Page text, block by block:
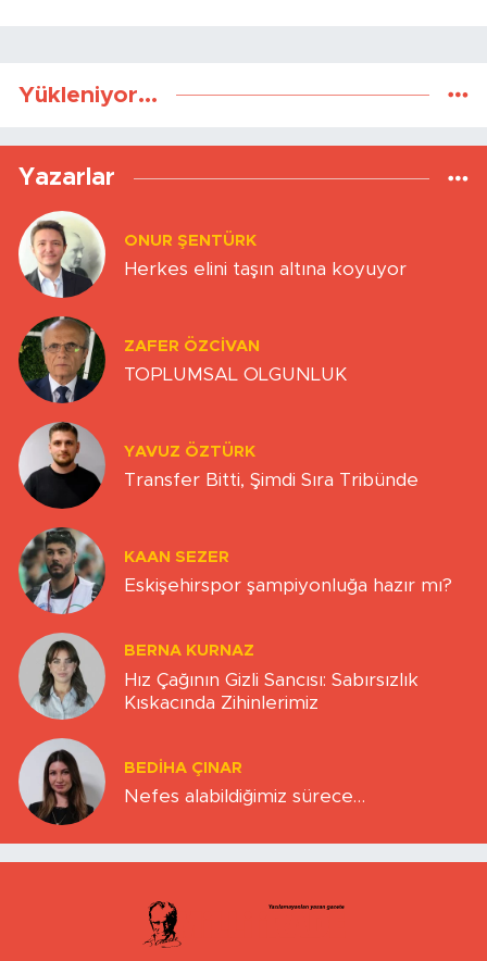
Yükleniyor...
Yazarlar
ONUR ŞENTÜRK
Herkes elini taşın altına koyuyor
ZAFER ÖZCIVAN
TOPLUMSAL OLGUNLUK
YAVUZ ÖZTÜRK
Transfer Bitti, Şimdi Sıra Tribünde
KAAN SEZER
Eskişehirspor şampiyonluğa hazır mı?
BERNA KURNAZ
Hız Çağının Gizli Sancısı: Sabırsızlık
Kıskacında Zihinlerimiz
BEDIHA ÇINAR
Nefes alabildiğimiz sürece…